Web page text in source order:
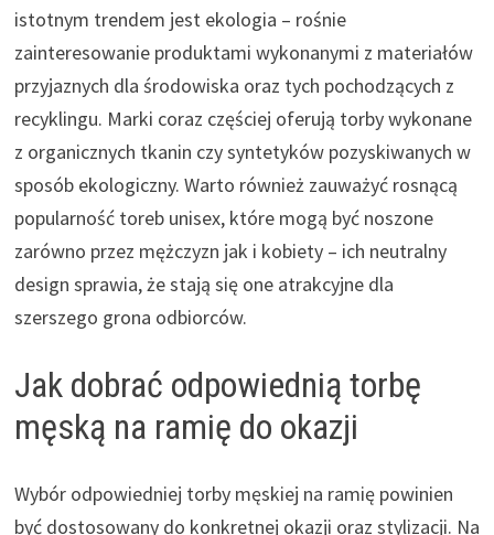
istotnym trendem jest ekologia – rośnie
zainteresowanie produktami wykonanymi z materiałów
przyjaznych dla środowiska oraz tych pochodzących z
recyklingu. Marki coraz częściej oferują torby wykonane
z organicznych tkanin czy syntetyków pozyskiwanych w
sposób ekologiczny. Warto również zauważyć rosnącą
popularność toreb unisex, które mogą być noszone
zarówno przez mężczyzn jak i kobiety – ich neutralny
design sprawia, że stają się one atrakcyjne dla
szerszego grona odbiorców.
Jak dobrać odpowiednią torbę
męską na ramię do okazji
Wybór odpowiedniej torby męskiej na ramię powinien
być dostosowany do konkretnej okazji oraz stylizacji. Na